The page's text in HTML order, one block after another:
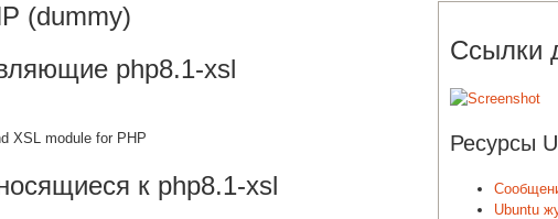
Ссылки
Ресурсы
Ubuntu
(dummy)
php8.1-xsl
XSL module for PHP
к php8.1-xsl